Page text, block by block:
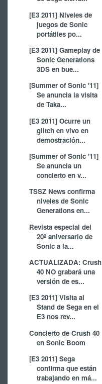
[E3 2011] Niveles de
juegos de Sonic
portátiles po...
[E3 2011] Gameplay de
Sonic Generations
3DS en bue...
[Summer of Sonic '11]
Se anuncia la visita
de Taka...
[E3 2011] Ocurre un
glitch en vivo en
demostración...
[Summer of Sonic '11]
Se anuncia un
concierto en v...
TSSZ News confirma
niveles de Sonic
Generations en...
Revista especial del
20º aniversario de
Sonic a la...
ACTUALIZADA: Crush
40 NO grabará una
versión de es...
[E3 2011] Visita al
Stand de Sega en el
E3 nos rev...
Concierto de Crush 40
en Sonic Boom
[E3 2011] Sega
confirma que están
trabajando en má...